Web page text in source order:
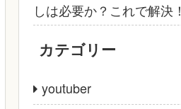
しは必要か？これで解決！
カテゴリー
youtuber